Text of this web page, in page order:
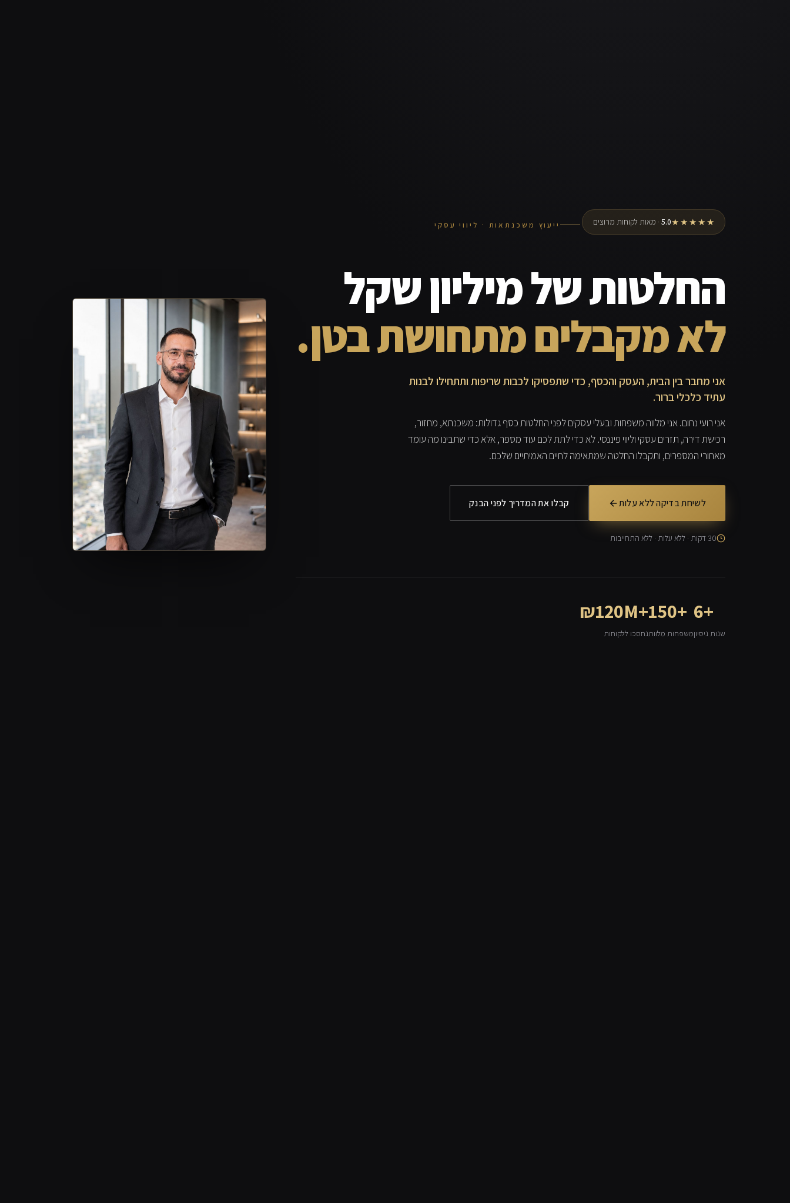
★★★★★
5.0 · מאות לקוחות מרוצים ייעוץ משכנתאות · ליווי עסקי
החלטות של מיליון שקל
לא מקבלים מתחושת בטן.
אני מחבר בין הבית, העסק והכסף, כדי שתפסיקו לכבות שריפות ותתחילו לבנות
עתיד כלכלי ברור.
אני רועי נחום. אני מלווה משפחות ובעלי עסקים לפני החלטות כסף גדולות: משכנתא, מחזור,
רכישת דירה, תזרים עסקי וליווי פיננסי. לא כדי לתת לכם עוד מספר, אלא כדי שתבינו מה עומד
מאחורי המספרים, ותקבלו החלטה שמתאימה לחיים האמיתיים שלכם.
לשיחת בדיקה ללא עלות קבלו את המדריך לפני הבנק
30 דקות · ללא עלות · ללא התחייבות
6+
שנות ניסיון
150+
משפחות מלוּות
₪120M+
נחסכו ללקוחות